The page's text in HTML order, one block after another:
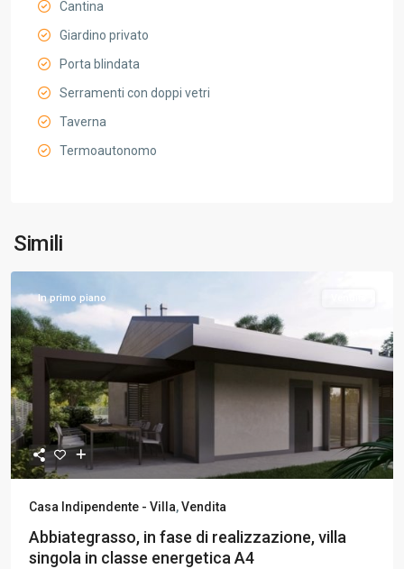
Cantina
Giardino privato
Porta blindata
Serramenti con doppi vetri
Taverna
Termoautonomo
Simili
In primo piano
Casa Indipendente - Villa,Vendita
Abbiategrasso, in fase di realizzazione, villa
singola in classe energetica A4